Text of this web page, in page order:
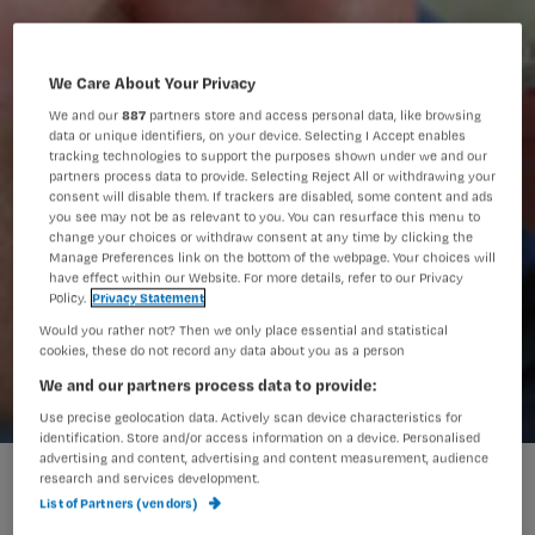
Snoep verstandig
We Care About Your Privacy
We and our887 partners store and access personal data, like browsing
data or unique identifiers, on your device. Selecting I Accept enables
tracking technologies to support the purposes shown under we and our
partners process data to provide. Selecting Reject All or withdrawing your
consent will disable them. If trackers are disabled, some content and ads
you see may not be as relevant to you. You can resurface this menu to
change your choices or withdraw consent at any time by clicking the
Manage Preferences link on the bottom of the webpage. Your choices will
have effect within our Website. For more details, refer to our Privacy
Policy. Privacy Statement
Would you rather not? Then we only place essential and statistical
cookies, these do not record any data about you as a person
We and our partners process data to provide:
Use precise geolocation data. Actively scan device characteristics for
identification. Store and/or access information on a device. Personalised
advertising and content, advertising and content measurement, audience
research and services development.
List of Partners (vendors)